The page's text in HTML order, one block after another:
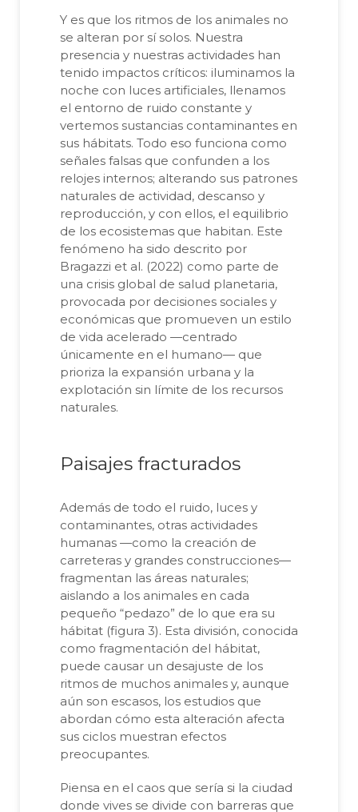
Y es que los ritmos de los animales no
se alteran por sí solos. Nuestra
presencia y nuestras actividades han
tenido impactos críticos: iluminamos la
noche con luces artificiales, llenamos
el entorno de ruido constante y
vertemos sustancias contaminantes en
sus hábitats. Todo eso funciona como
señales falsas que confunden a los
relojes internos; alterando sus patrones
naturales de actividad, descanso y
reproducción, y con ellos, el equilibrio
de los ecosistemas que habitan. Este
fenómeno ha sido descrito por
Bragazzi et al. (2022) como parte de
una crisis global de salud planetaria,
provocada por decisiones sociales y
económicas que promueven un estilo
de vida acelerado —centrado
únicamente en el humano— que
prioriza la expansión urbana y la
explotación sin límite de los recursos
naturales.
Paisajes fracturados
Además de todo el ruido, luces y
contaminantes, otras actividades
humanas —como la creación de
carreteras y grandes construcciones—
fragmentan las áreas naturales;
aislando a los animales en cada
pequeño “pedazo” de lo que era su
hábitat (figura 3). Esta división, conocida
como fragmentación del hábitat,
puede causar un desajuste de los
ritmos de muchos animales y, aunque
aún son escasos, los estudios que
abordan cómo esta alteración afecta
sus ciclos muestran efectos
preocupantes.
Piensa en el caos que sería si la ciudad
donde vives se divide con barreras que